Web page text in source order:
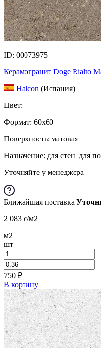
ID: 00073975
Керамогранит Doge Rialto
Halcon (Испания)
Цвет:
Формат: 60x60
Поверхность: матовая
Назначение: для стен, для
Уточняйте у менеджера
Ближайшая поставка
2 083 c/м2
м2
шт
750 ₽
В корзину